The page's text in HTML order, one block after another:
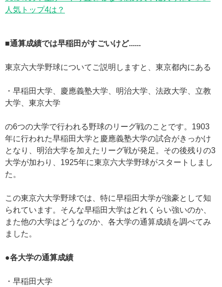
人気トップ4は？
■通算成績では早稲田がすごいけど......
東京六大学野球についてご説明しますと、東京都内にある
・早稲田大学、慶應義塾大学、明治大学、法政大学、立教
大学、東京大学
の6つの大学で行われる野球のリーグ戦のことです。1903
年に行われた早稲田大学と慶應義塾大学の試合がきっかけ
となり、明治大学を加えたリーグ戦が発足。その後残りの3
大学が加わり、1925年に東京六大学野球がスタートしまし
た。
この東京六大学野球では、特に早稲田大学が強豪として知
られています。そんな早稲田大学はどれくらい強いのか、
また他の大学はどうなのか、各大学の通算成績を調べてみ
ました。
●各大学の通算成績
・早稲田大学